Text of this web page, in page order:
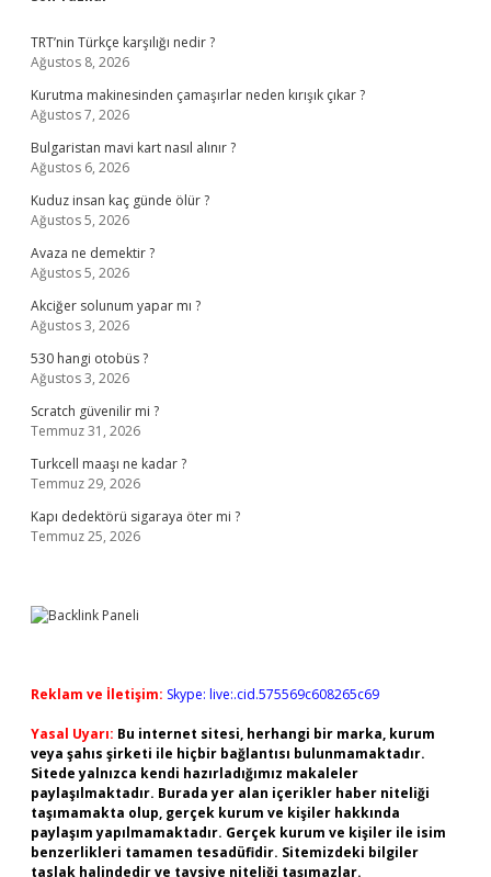
Sidebar
TRT’nin Türkçe karşılığı nedir ?
Ağustos 8, 2026
Kurutma makinesinden çamaşırlar neden kırışık çıkar ?
Ağustos 7, 2026
Bulgaristan mavi kart nasıl alınır ?
Ağustos 6, 2026
Kuduz insan kaç günde ölür ?
Ağustos 5, 2026
Avaza ne demektir ?
Ağustos 5, 2026
Akciğer solunum yapar mı ?
Ağustos 3, 2026
530 hangi otobüs ?
Ağustos 3, 2026
Scratch güvenilir mi ?
Temmuz 31, 2026
Turkcell maaşı ne kadar ?
Temmuz 29, 2026
Kapı dedektörü sigaraya öter mi ?
Temmuz 25, 2026
Reklam ve İletişim: Skype: live:.cid.575569c608265c69
Yasal Uyarı: Bu internet sitesi, herhangi bir marka, kurum
veya şahıs şirketi ile hiçbir bağlantısı bulunmamaktadır.
Sitede yalnızca kendi hazırladığımız makaleler
paylaşılmaktadır. Burada yer alan içerikler haber niteliği
taşımamakta olup, gerçek kurum ve kişiler hakkında
paylaşım yapılmamaktadır. Gerçek kurum ve kişiler ile isim
benzerlikleri tamamen tesadüfidir. Sitemizdeki bilgiler
taslak halindedir ve tavsiye niteliği taşımazlar.